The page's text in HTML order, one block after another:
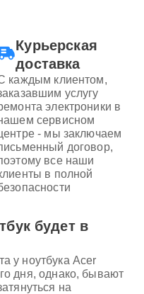
Курьерская
доставка
каждым клиентом,
услугу
электроники в
сервисном
- мы заключаем
договор,
все наши
в полной
будет в
у ноутбука Acer
дня, однако, бывают
на